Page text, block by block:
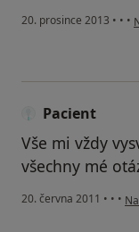
20. prosince 2013 • • •
Pacient
Vše mi vždy
všechny mé
20. června 2011 • • •